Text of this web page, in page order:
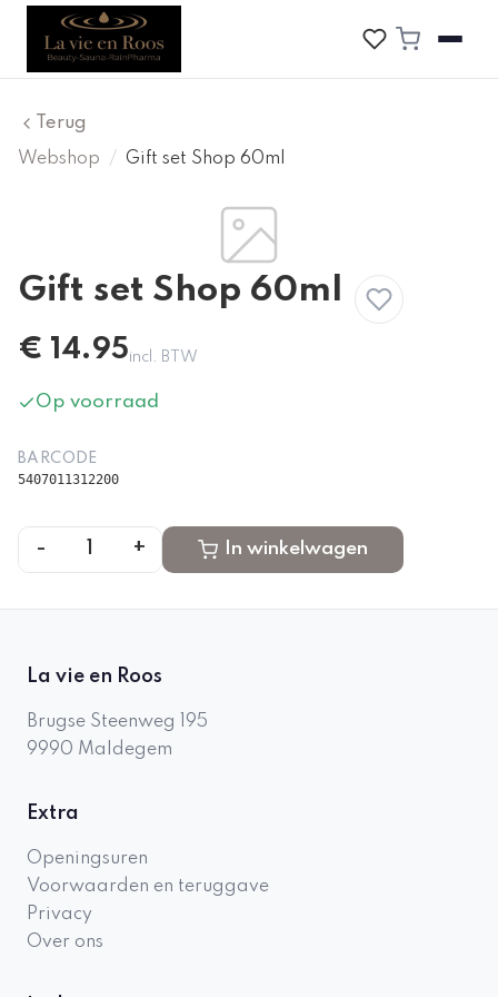
Terug
Webshop
/ Gift set Shop 60ml
Gift set Shop 60ml
€ 14.95incl. BTW
Op voorraad
BARCODE
5407011312200
- + In winkelwagen
La vie en Roos
Brugse Steenweg 195
9990 Maldegem
Extra
Openingsuren
Voorwaarden en teruggave
Privacy
Over ons